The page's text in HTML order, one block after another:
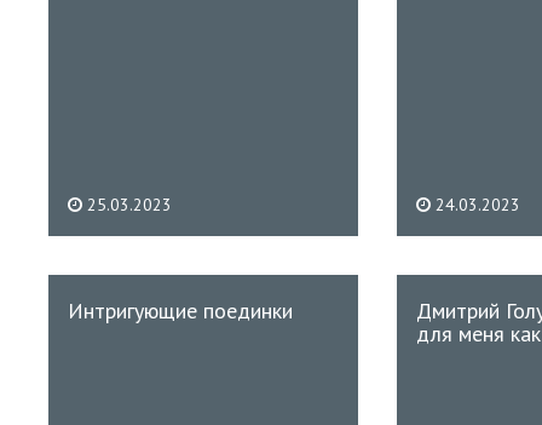
25.03.2023 24.03.2023
Интригующие поединки
Дмитрий
для меня